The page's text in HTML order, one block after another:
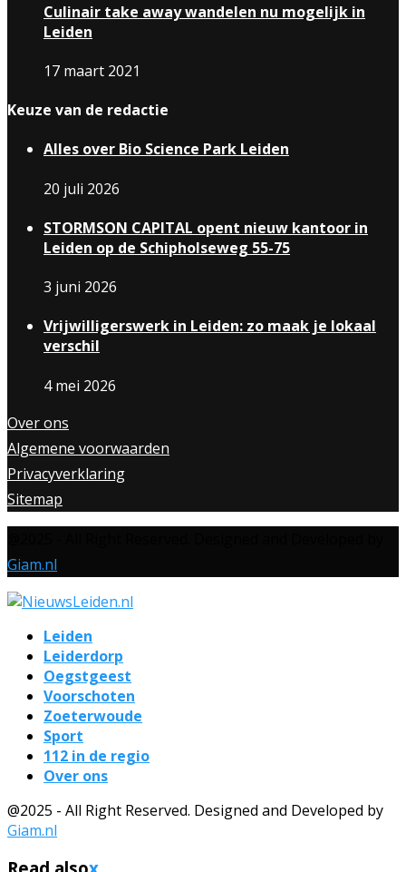
Culinair take away wandelen nu mogelijk in
Leiden
17 maart 2021
Keuze van de redactie
Alles over Bio Science Park Leiden
20 juli 2026
STORMSON CAPITAL opent nieuw kantoor in
Leiden op de Schipholseweg 55-75
3 juni 2026
Vrijwilligerswerk in Leiden: zo maak je lokaal
verschil
4 mei 2026
Over ons
Algemene voorwaarden
Privacyverklaring
Sitemap
Giam.nl
Leiden
Leiderdorp
Oegstgeest
Voorschoten
Zoeterwoude
Sport
112 in de regio
Over ons
@2025 - All Right Reserved. Designed and Developed by
Giam.nl